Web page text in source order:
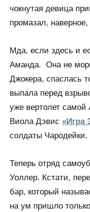
чокнутая девица
промазал,
Мда, если здесь и
Аманда. Она не
Джокера, спаслась
выпала перед
уже вертолет
Виола Дэвис «Игра
солдаты Чародейки.
Теперь отряд
Уоллер. Кстати,
бар, который
на ум пришло